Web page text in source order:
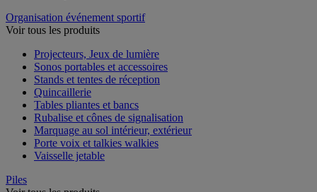
Organisation événement sportif
Voir tous les produits
Projecteurs, Jeux de lumière
Sonos portables et accessoires
Stands et tentes de réception
Quincaillerie
Tables pliantes et bancs
Rubalise et cônes de signalisation
Marquage au sol intérieur, extérieur
Porte voix et talkies walkies
Vaisselle jetable
Piles